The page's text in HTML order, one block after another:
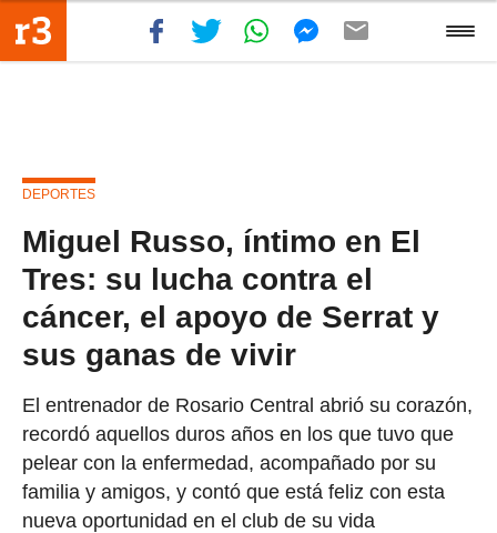
DEPORTES
Miguel Russo, íntimo en El
Tres: su lucha contra el
cáncer, el apoyo de Serrat y
sus ganas de vivir
El entrenador de Rosario Central abrió su corazón,
recordó aquellos duros años en los que tuvo que
pelear con la enfermedad, acompañado por su
familia y amigos, y contó que está feliz con esta
nueva oportunidad en el club de su vida